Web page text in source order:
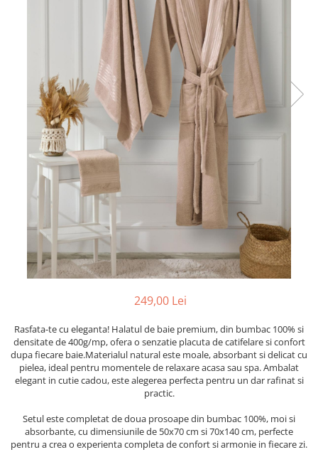
Lenjerii De Pat Creponate
Lenjerii De Pat Bumbac Poplin 2
Persoane
Lenjerii De Pat Bumbac Poplin,
Matlasate, 2 Persoane
Lenjerii De Pat Bumbac Satinat 2
Persoane
Lenjerii De Pat Volanase
Lenjerii De Pat, Finet Premium 3D,
2 Persoane
Lenjerii De Pat Jacquard
Lenjerii De Pat Catifea
Lenjerii De Pat Cocolino
Persoane
Set Lenjerie Pat Blanita Iepure, 6
Piese, Cu Pilota Inclusa
Lenjerii De Pat Premium Collection
Set Lenjerie De Pat, 7 Piese, Cu
Set Lenjerie De Pat Jacquard Regal,
11 Piese, Cuvertura Inclusa
249,00 Lei
Rasfata-te cu eleganta! Halatul de baie premium, din bumbac 100% si
densitate de 400g/mp, ofera o senzatie placuta de catifelare si confort
dupa fiecare baie.Materialul natural este moale, absorbant si delicat cu
pielea, ideal pentru momentele de relaxare acasa sau spa. Ambalat
elegant in cutie cadou, este alegerea perfecta pentru un dar rafinat si
practic.
Setul este completat de doua prosoape din bumbac 100%, moi si
absorbante, cu dimensiunile de 50x70 cm si 70x140 cm, perfecte
pentru a crea o experienta completa de confort si armonie in fiecare zi.